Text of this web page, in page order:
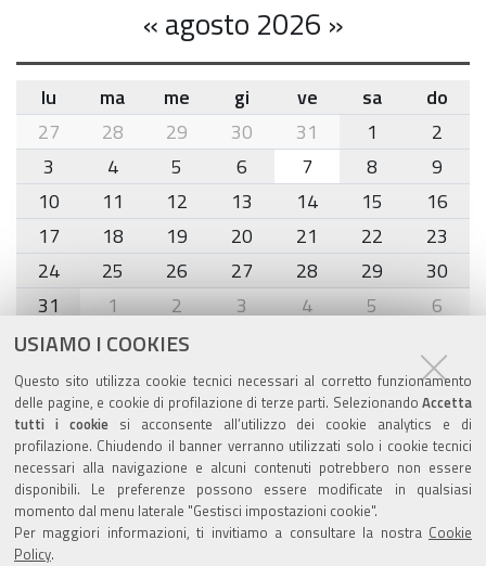
USIAMO I COOKIES
Questo sito utilizza cookie tecnici necessari al corretto funzionamento
delle pagine, e cookie di profilazione di terze parti. Selezionando Accetta
tutti i cookiesi acconsente all’utilizzo dei cookie analytics e di
profilazione. Chiudendo il banner verranno utilizzati solo i cookie tecnici
necessari alla navigazione e alcuni contenuti potrebbero non essere
disponibili. Le preferenze possono essere modificate in qualsiasi
momento dal menu laterale "Gestisci impostazioni cookie".
Per maggiori informazioni, ti invitiamo a consultare la nostra Cookie
Policy.
«agosto 2026 »
month-
8
lu ma me gi ve sa
do
27
28 29 30 31 1
2
3
4 5 6 7 8
9
10
11 12 13 14 15
16
17
18 19 20 21 22
23
24
25 26 27 28 29
30
31
1 2 3 4 5 6
Agenda eventi
torna alla sezione
Valuta questo sito